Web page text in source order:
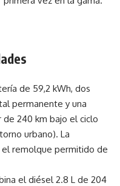
de 59,2 kWh, dos
permanente y una
240 km bajo el ciclo
urbano). La
el remolque permitido de
el diésel 2.8 L de 204